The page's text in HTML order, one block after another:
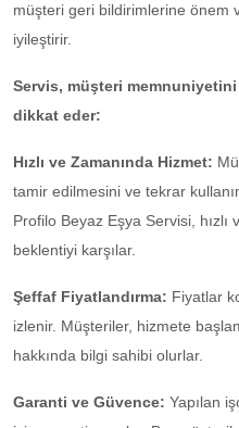
müşteri geri bildirimlerine önem
iyileştirir.
Servis, müşteri
dikkat eder:
Hızlı ve Zamanında Hizmet:
tamir edilmesini ve tekrar
Profilo Beyaz Eşya Servisi,
beklentiyi karşılar.
Şeffaf Fiyatlandırma: Fiyatlar
izlenir. Müşteriler, hizmete
hakkında bilgi sahibi olurlar.
Garanti ve Güvence: Yapılan